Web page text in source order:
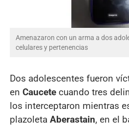
Amenazaron con un arma a dos
celulares y pertenencias
Dos adolescentes fueron
en Caucete cuando tres
los interceptaron mientras
plazoleta Aberastain, en el